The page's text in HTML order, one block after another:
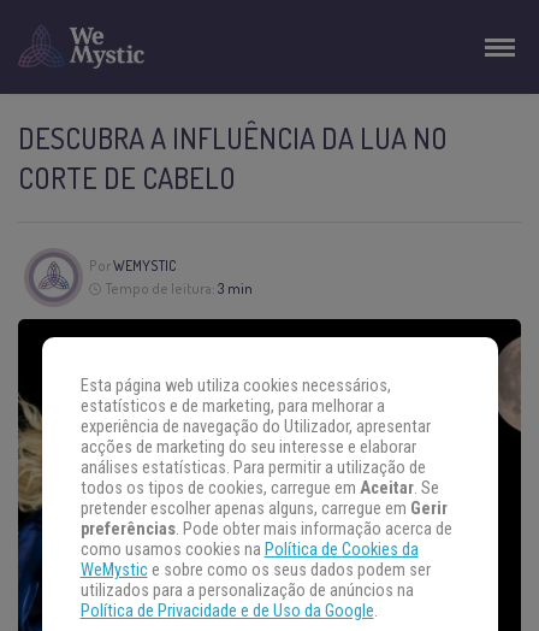
DESCUBRA A INFLUÊNCIA DA LUA NO
CORTE DE CABELO
PorWEMYSTIC
Tempo de leitura: 3 min
Esta página web utiliza cookies necessários,
estatísticos e de marketing, para melhorar a
experiência de navegação do Utilizador, apresentar
acções de marketing do seu interesse e elaborar
análises estatísticas. Para permitir a utilização de
todos os tipos de cookies, carregue em Aceitar. Se
pretender escolher apenas alguns, carregue em Gerir
preferências. Pode obter mais informação acerca de
como usamos cookies na Política de Cookies da
WeMystice sobre como os seus dados podem ser
utilizados para a personalização de anúncios na
Política de Privacidade e de Uso da Google.